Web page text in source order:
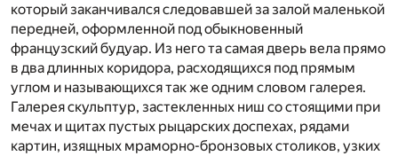
который заканчивался следовавшей за залой маленькой
передней, оформленной под обыкновенный
французский будуар. Из него та самая дверь вела прямо
в два длинных коридора, расходящихся под прямым
углом и называющихся так же одним словом галерея.
Галерея скульптур, застекленных ниш со стоящими при
мечах и щитах пустых рыцарских доспехах, рядами
картин, изящных мраморно-бронзовых столиков, узких